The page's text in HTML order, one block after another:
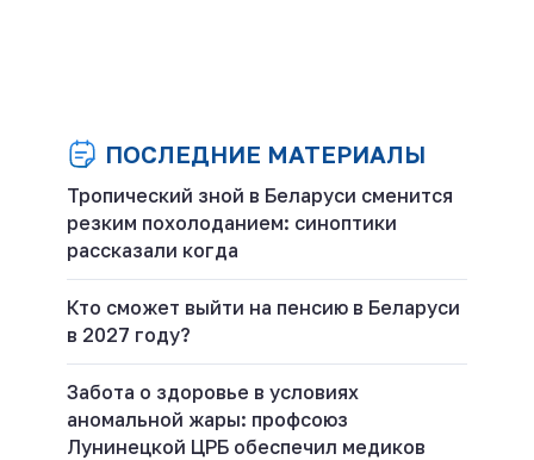
ПОСЛЕДНИЕ МАТЕРИАЛЫ
Тропический зной в Беларуси сменится
резким похолоданием: синоптики
рассказали когда
Кто сможет выйти на пенсию в Беларуси
в 2027 году?
Забота о здоровье в условиях
аномальной жары: профсоюз
Лунинецкой ЦРБ обеспечил медиков